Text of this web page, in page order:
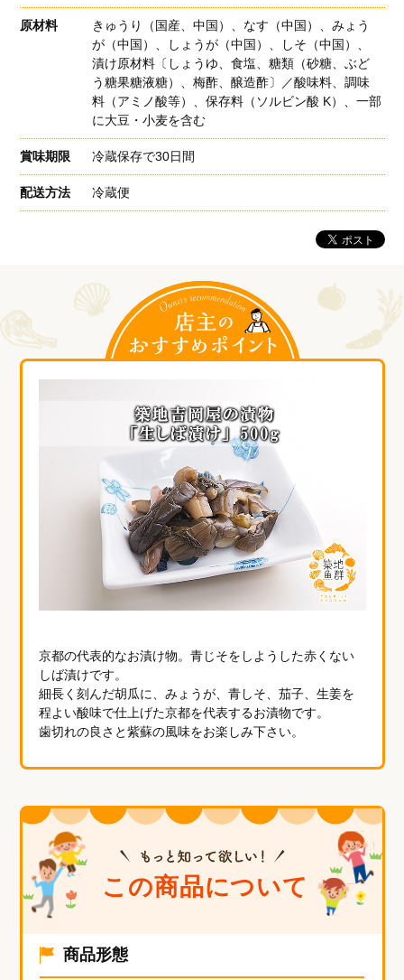
原材料
きゅうり（国産、中国）、なす（中国）、みょう
が（中国）、しょうが（中国）、しそ（中国）、
漬け原材料〔しょうゆ、食塩、糖類（砂糖、ぶど
う糖果糖液糖）、梅酢、醸造酢〕／酸味料、調味
料（アミノ酸等）、保存料（ソルビン酸 K）、一部
に大豆・小麦を含む
賞味期限 冷蔵保存で30日間
配送方法 冷蔵便
京都の代表的なお漬け物。青じそをしようした赤くない
しば漬けです。
細長く刻んだ胡瓜に、みょうが、青しそ、茄子、生姜を
程よい酸味で仕上げた京都を代表するお漬物です。
歯切れの良さと紫蘇の風味をお楽しみ下さい。
商品形態